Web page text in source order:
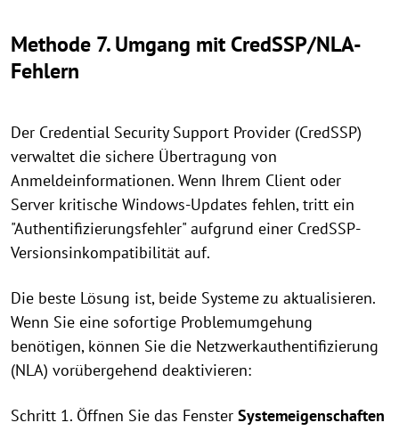
Methode 7. Umgang mit CredSSP/NLA-
Fehlern
Der Credential Security Support Provider (CredSSP)
verwaltet die sichere Übertragung von
Anmeldeinformationen. Wenn Ihrem Client oder
Server kritische Windows-Updates fehlen, tritt ein
"Authentifizierungsfehler" aufgrund einer CredSSP-
Versionsinkompatibilität auf.
Die beste Lösung ist, beide Systeme zu aktualisieren.
Wenn Sie eine sofortige Problemumgehung
benötigen, können Sie die Netzwerkauthentifizierung
(NLA) vorübergehend deaktivieren:
Schritt 1. Öffnen Sie das Fenster Systemeigenschaften